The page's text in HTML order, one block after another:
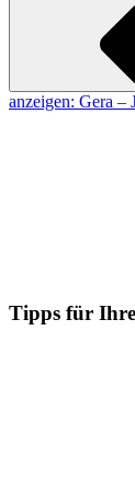
anzeigen: Gera –
Tipps für